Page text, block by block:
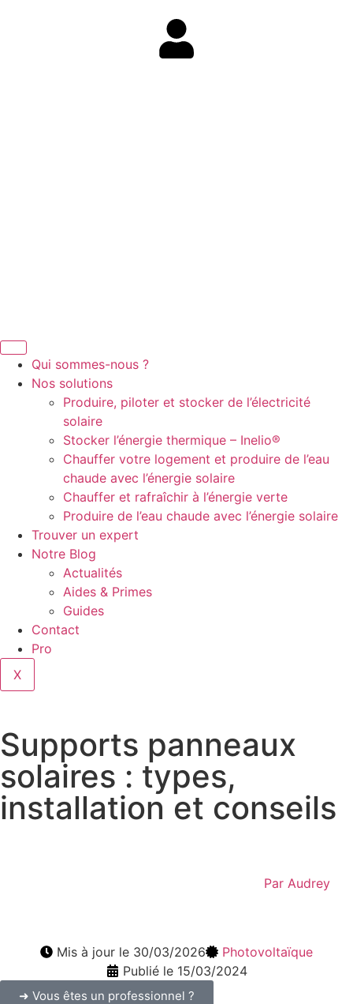
Qui sommes-nous ?
Nos solutions
Produire, piloter et stocker de l’électricité
solaire
Stocker l’énergie thermique – Inelio®
Chauffer votre logement et produire de l’eau
chaude avec l’énergie solaire
Chauffer et rafraîchir à l’énergie verte
Produire de l’eau chaude avec l’énergie solaire
Trouver un expert
Notre Blog
Actualités
Aides & Primes
Guides
Contact
Pro
X
Supports panneaux
solaires : types,
installation et conseils
ParAudrey
Mis à jour le 30/03/2026
Photovoltaïque
Publié le 15/03/2024
➜ Vous êtes un professionnel ?